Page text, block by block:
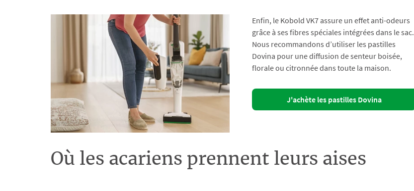
Enfin, le Kobold VK7 assure un effet anti-odeurs
grâce à ses fibres spéciales intégrées dans le sac.
Nous recommandons d’utiliser les pastilles
Dovina pour une diffusion de senteur boisée,
florale ou citronnée dans toute la maison.
J'achète les pastilles Dovina
Où les acariens prennent leurs aises